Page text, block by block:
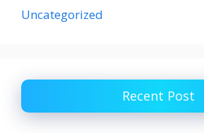
Uncategorized
Recent Post